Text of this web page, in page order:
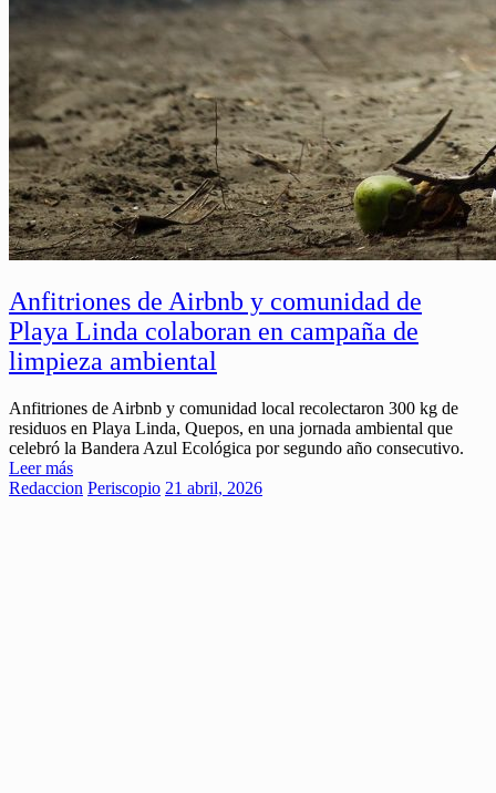
Anfitriones de Airbnb y comunidad de
Playa Linda colaboran en campaña de
limpieza ambiental
Anfitriones de Airbnb y comunidad local recolectaron 300 kg de
residuos en Playa Linda, Quepos, en una jornada ambiental que
celebró la Bandera Azul Ecológica por segundo año consecutivo.
Leer más
Redaccion Periscopio 21 abril, 2026